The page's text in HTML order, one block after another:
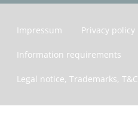
Impressum Privacy policy
Information requirements
Legal notice, Trademarks, T&C